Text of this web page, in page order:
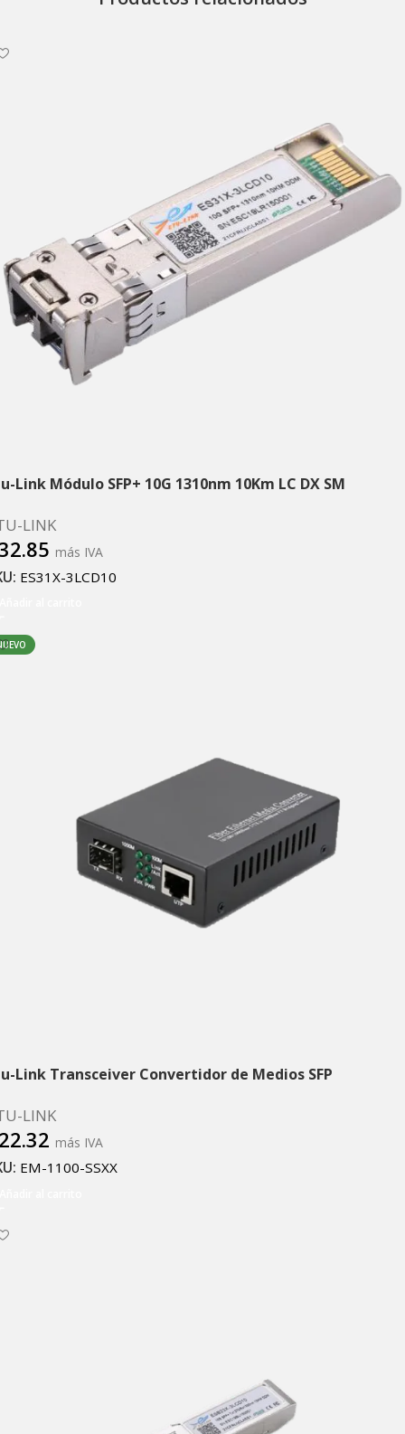
Link Módulo SFP+ 10G 1310nm 10Km LC DX SM
LINK
más IVA
ES31X-3LCD10
Link Transceiver Convertidor de Medios SFP
LINK
más IVA
EM-1100-SSXX